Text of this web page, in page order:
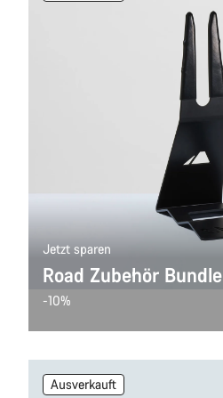
Jetzt sparen
Road Zubehör Bundle
-10%
Ausverkauft